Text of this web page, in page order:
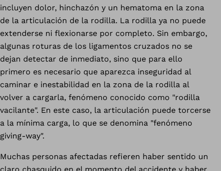
incluyen dolor, hinchazón y un hematoma en la zona
de la articulación de la rodilla. La rodilla ya no puede
extenderse ni flexionarse por completo. Sin embargo,
algunas roturas de los ligamentos cruzados no se
dejan detectar de inmediato, sino que para ello
primero es necesario que aparezca inseguridad al
caminar e inestabilidad en la zona de la rodilla al
volver a cargarla, fenómeno conocido como "rodilla
vacilante". En este caso, la articulación puede torcerse
a la mínima carga, lo que se denomina "fenómeno
giving-way".
Muchas personas afectadas refieren haber sentido un
claro chasquido en el momento del accidente y haber